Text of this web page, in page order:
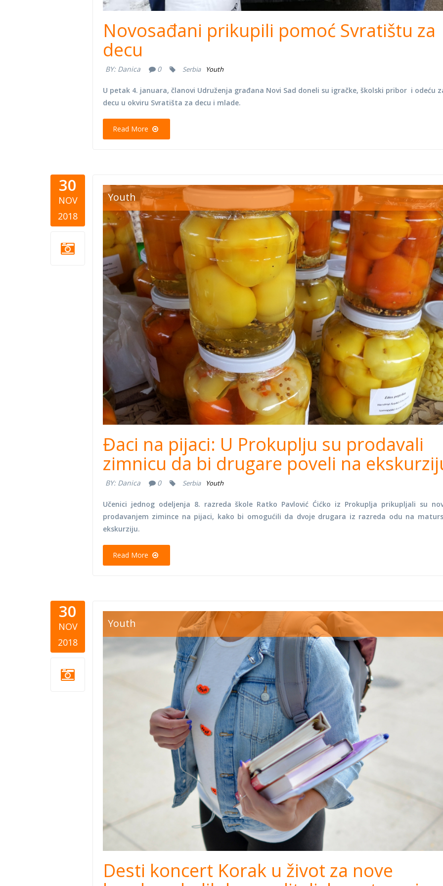
Novosađani prikupili pomoć Svratištu za
decu
BY: Danica 0 Serbia Youth
U petak 4. januara, članovi Udruženja građana Novi Sad doneli su igračke, školski pribor i odeću
decu u okviru Svratišta za decu i mlade.
Read More
30
NOV
2018
jars.jpg
Youth
Đaci na pijaci: U Prokuplju su prodavali
zimnicu da bi drugare poveli na
BY: Danica 0 Serbia Youth
Učenici jednog odeljenja 8. razreda škole Ratko Pavlović Ćićko iz Prokuplja prikupljali su
prodavanjem zimince na pijaci, kako bi omogućili da dvoje drugara iz razreda odu na
ekskurziju.
Read More
30
NOV
2018
Youth
Desti koncert Korak u život za nove